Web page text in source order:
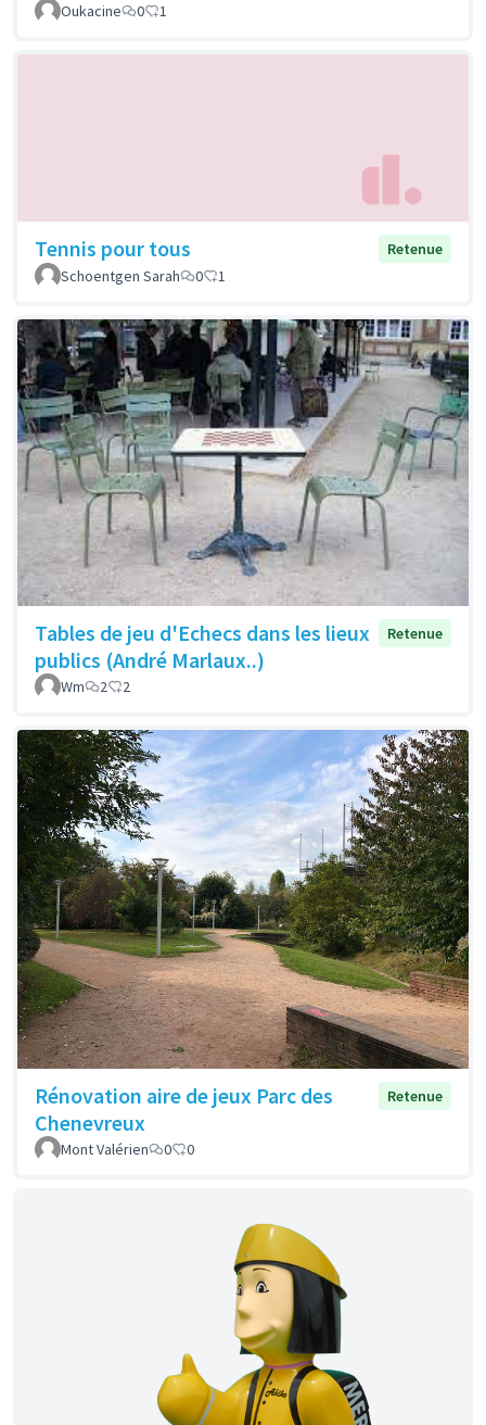
Oukacine 0 1
Tennis pour tous
Retenue
Schoentgen Sarah
0 1
Tables de jeu d'Echecs dans les lieux
publics (André Marlaux..)
Retenue
Wm 2 2
Rénovation aire de jeux Parc des
Chenevreux
Retenue
Mont Valérien 0 0